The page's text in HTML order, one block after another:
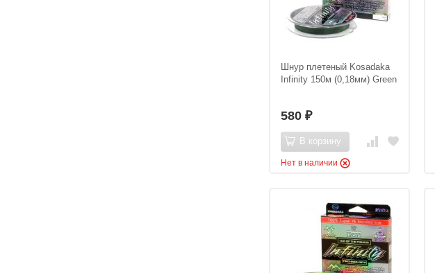
Шнур плетеный Kosadaka
Infinity 150м (0,18мм) Green
580 ₽
В корзину
Нет в наличии